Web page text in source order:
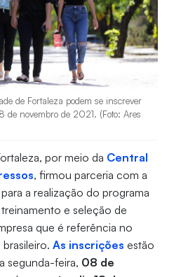
de Fortaleza podem se inscrever
de novembro de 2021. (Foto: Ares
por meio da Central
, firmou parceria com a
para a realização do programa
e seleção de
que é referência no
As inscrições estão
segunda-feira, 08 de